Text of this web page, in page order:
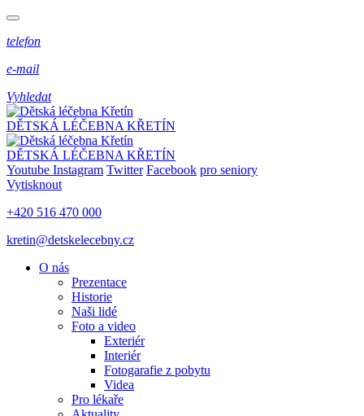
telefon
e-mail
Vyhledat
DĚTSKÁ LÉČEBNA KŘETÍN
DĚTSKÁ LÉČEBNA KŘETÍN
Youtube Instagram Twitter Facebook pro seniory
Vytisknout
+420 516 470 000
kretin@detskelecebny.cz
O nás
Prezentace
Historie
Naši lidé
Foto a video
Exteriér
Interiér
Fotogarafie z pobytu
Videa
Pro lékaře